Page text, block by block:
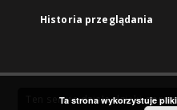
Historia przeglądania
Ten serwis działa dzięki
Ta strona wykorzystuje